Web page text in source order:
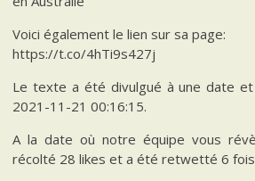
Voici également le lien sur sa page:
https://t.co/4hTi9s427j
Le texte a été divulgué à une date et
2021-11-21 00:16:15.
A la date où notre équipe vous
récolté 28 likes et a été retwetté 6